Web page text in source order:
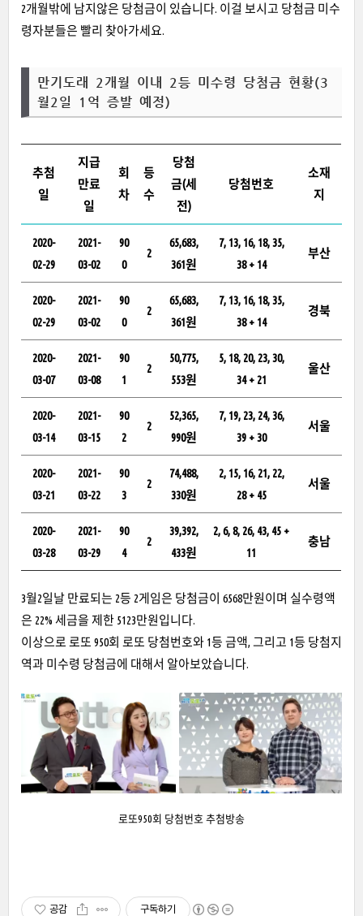
2개월밖에 남지않은 당첨금이 있습니다. 이걸 보시고 당첨금 미수
령자분들은 빨리 찾아가세요.
만기도래 2개월 이내 2등 미수령 당첨금 현황(3
월2일 1억 증발 예정)
추첨
일
지급
만료
일
회
차
등
수
당첨
금(세
전)
당첨번호
소재
지
2020-
02-29
2021-
03-02
90
0
2
65,683,
361원
7, 13, 16, 18, 35,
38 + 14
부산
2020-
02-29
2021-
03-02
90
0
2
65,683,
361원
7, 13, 16, 18, 35,
38 + 14
경북
2020-
03-07
2021-
03-08
90
1
2
50,775,
553원
5, 18, 20, 23, 30,
34 + 21
울산
2020-
03-14
2021-
03-15
90
2
2
52,365,
990원
7, 19, 23, 24, 36,
39 + 30
서울
2020-
03-21
2021-
03-22
90
3
2
74,488,
330원
2, 15, 16, 21, 22,
28 + 45
서울
2020-
03-28
2021-
03-29
90
4
2
39,392,
433원
2, 6, 8, 26, 43, 45 +
11
충남
3월2일날 만료되는 2등 2게임은 당첨금이 6568만원이며 실수령액
은 22% 세금을 제한 5123만원입니다.
이상으로 로또 950회 로또 당첨번호와 1등 금액, 그리고 1등 당첨지
역과 미수령 당첨금에 대해서 알아보았습니다.
로또950회 당첨번호 추첨방송
공감 구독하기